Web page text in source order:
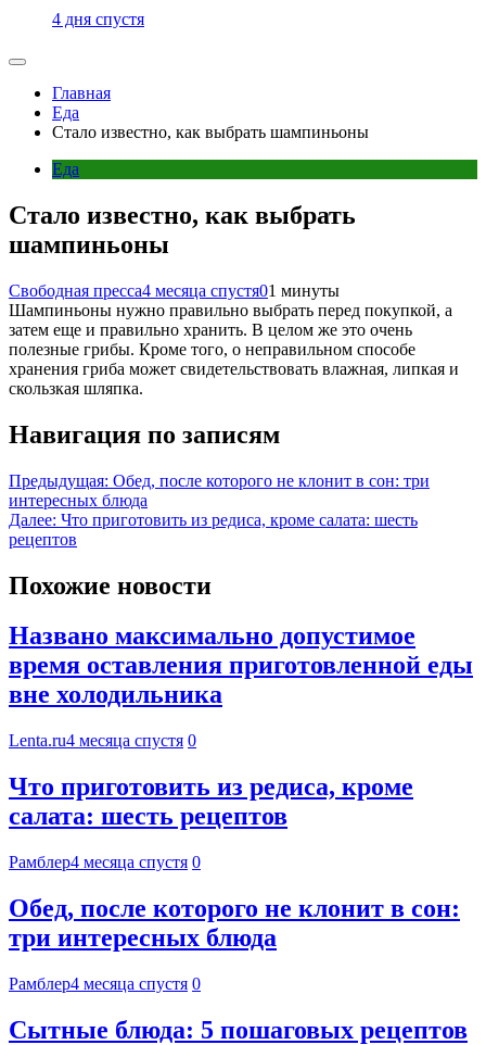
4 дня спустя
Главная
Еда
Стало известно, как выбрать шампиньоны
Еда
Стало известно, как выбрать
шампиньоны
Свободная пресса4 месяца спустя01 минуты
Шампиньоны нужно правильно выбрать перед покупкой, а
затем еще и правильно хранить. В целом же это очень
полезные грибы. Кроме того, о неправильном способе
хранения гриба может свидетельствовать влажная, липкая и
скользкая шляпка.
Навигация по записям
Предыдущая: Обед, после которого не клонит в сон: три
интересных блюда
Далее: Что приготовить из редиса, кроме салата: шесть
рецептов
Похожие новости
Названо максимально допустимое
время оставления приготовленной еды
вне холодильника
Lenta.ru4 месяца спустя 0
Что приготовить из редиса, кроме
салата: шесть рецептов
Рамблер4 месяца спустя 0
Обед, после которого не клонит в сон:
три интересных блюда
Рамблер4 месяца спустя 0
Сытные блюда: 5 пошаговых рецептов